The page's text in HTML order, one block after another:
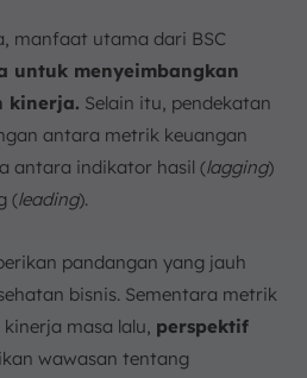
manfaat utama dari BSC
untuk menyeimbangkan
kinerja. Selain itu, pendekatan
antara metrik keuangan
antara indikator hasil (lagging)
(leading).
pandangan yang jauh
bisnis. Sementara metrik
masa lalu, perspektif
wawasan tentang